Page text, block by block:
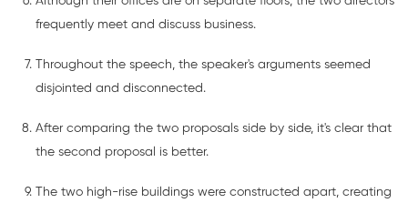
frequently meet and discuss business.
Throughout the speech, the speaker's arguments seemed
disjointed and disconnected.
After comparing the two proposals side by side, it's clear that
the second proposal is better.
The two high-rise buildings were constructed apart, creating